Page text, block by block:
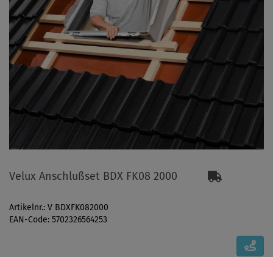
Velux Anschlußset BDX FK08 2000
Artikelnr.: V BDXFK082000
EAN-Code: 5702326564253